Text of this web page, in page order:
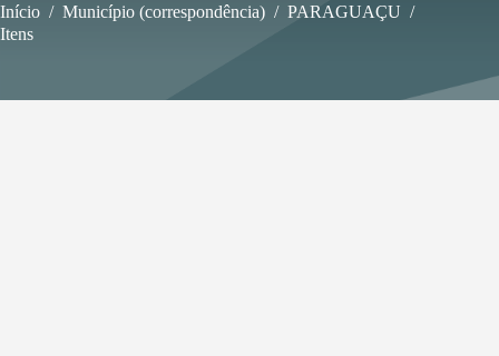
Início / Município (correspondência) / PARAGUAÇU /
Itens